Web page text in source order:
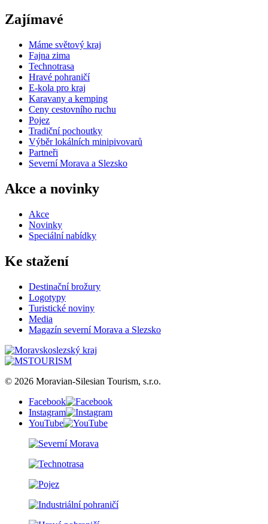
Zajímavé
Máme světový kraj
Fajna zima
Technotrasa
Hravé pohraničí
E-kola pro kraj
Karavany a kemping
Ceny cestovního ruchu
Pojez
Tradiční pochoutky
Výběr lokálních minipivovarů
Partneři
Severní Morava a Slezsko
Akce a novinky
Akce
Novinky
Speciální nabídky
Ke stažení
Destinační brožury
Logotypy
Turistické noviny
Media
Magazín severní Morava a Slezsko
© 2026 Moravian-Silesian Tourism, s.r.o.
Facebook
Instagram
YouTube